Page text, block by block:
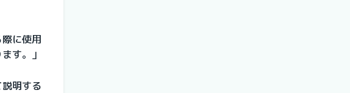
に使用
す。」
明する